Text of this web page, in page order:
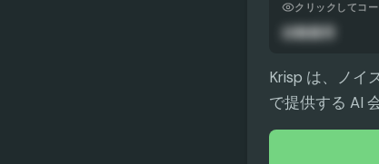
クリックしてコ
自動適用
Krisp は、ノイ
で提供する AI